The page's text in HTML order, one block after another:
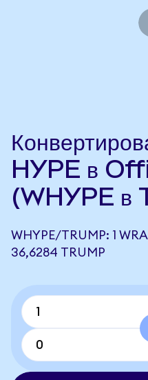
HYPE в
(WHYPE в
WHYPE/TRUMP: 1
36,6284 TRUMP